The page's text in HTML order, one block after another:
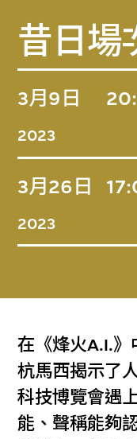
昔日場
3月9日
2023
3月26日
2023
在《烽火A.I.
杭馬西揭示了
科技博覽會遇
能、聲稱能夠